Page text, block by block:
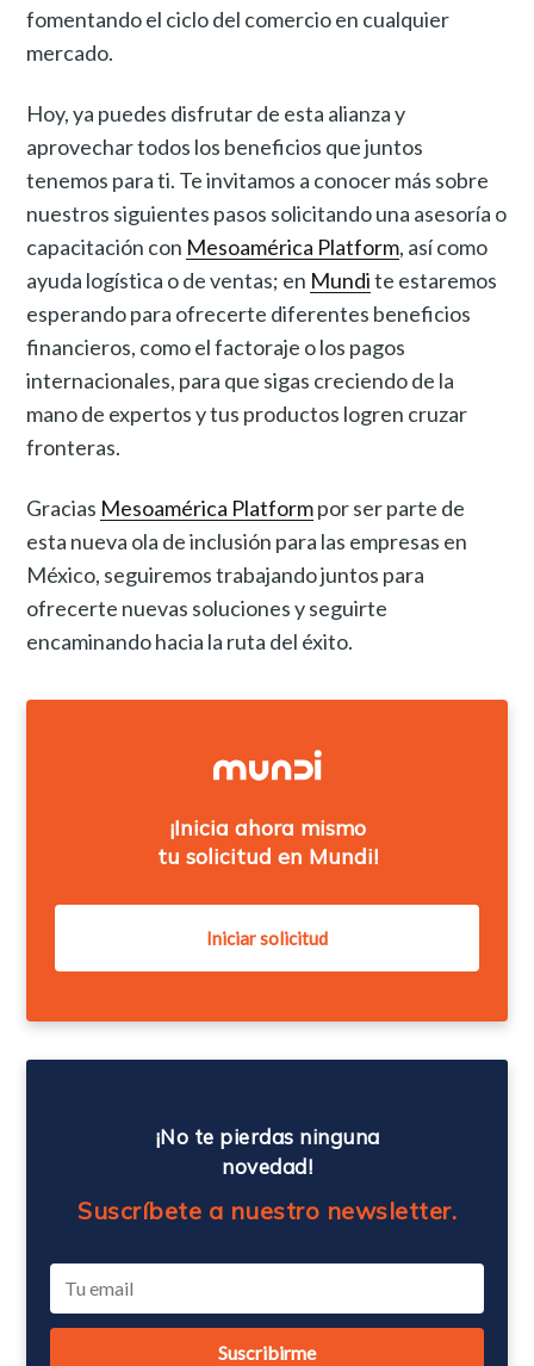
fomentando el ciclo del comercio en cualquier
mercado.
Hoy, ya puedes disfrutar de esta alianza y
aprovechar todos los beneficios que juntos
tenemos para ti. Te invitamos a conocer más sobre
nuestros siguientes pasos solicitando una asesoría o
capacitación con Mesoamérica Platform, así como
ayuda logística o de ventas; en Mundite estaremos
esperando para ofrecerte diferentes beneficios
financieros, como el factoraje o los pagos
internacionales, para que sigas creciendo de la
mano de expertos y tus productos logren cruzar
fronteras.
Gracias Mesoamérica Platformpor ser parte de
esta nueva ola de inclusión para las empresas en
México, seguiremos trabajando juntos para
ofrecerte nuevas soluciones y seguirte
encaminando hacia la ruta del éxito.
¡Inicia ahora mismo
tu solicitud en Mundi!
¡No te pierdas ninguna
novedad!
Suscríbete a nuestro newsletter.